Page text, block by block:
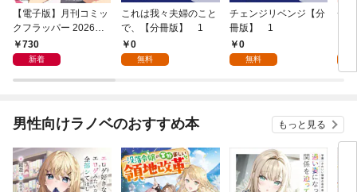
【電子版】月刊コミッ
クフラッパー 2026年9
月号730
新着
これは我々夫婦のこと
で、【分冊版】 1
0
無料
チェンジリベンジ【分
冊版】 1
0
無料
チ
男性向けラノベのおすすめ本 もっと見る